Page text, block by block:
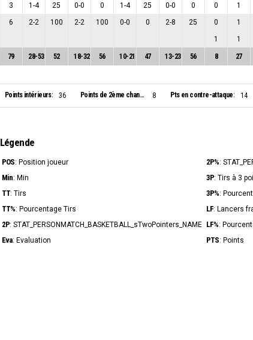
3 1 -4 25 0-0 0 1 -4 25 0-0 0 0 1
6 2-2 100 2-2 100 0-0 0 2-8 25 0 1
1 1
79 28-53 52 18-32 56 10-21 47 13-23 56 8 27
Points intérieurs: 36 Points de 2ème chance: 8 Pts en contre-attaque: 14
Légende
POS: Position joueur 2P%:
Min: Min 3P: Tirs à 3
TT: Tirs 3P%:
TT%: Pourcentage Tirs LF: Lancers
2P: STAT_PERSONMATCH_BASKETBALL_sTwoPointers_NAME LF%:
Eva: Evaluation PTS: Points